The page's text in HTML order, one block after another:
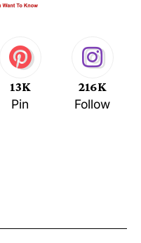
13K
Pin
216K
Follow